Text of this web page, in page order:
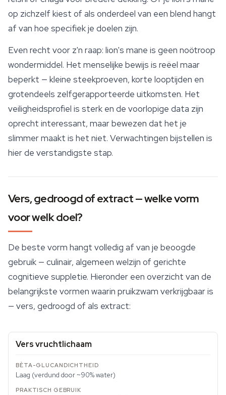
op zichzelf kiest of als onderdeel van een blend hangt
af van hoe specifiek je doelen zijn.
Even recht voor z'n raap: lion's mane is geen noötroop
wondermiddel. Het menselijke bewijs is reëel maar
beperkt — kleine steekproeven, korte looptijden en
grotendeels zelfgerapporteerde uitkomsten. Het
veiligheidsprofiel is sterk en de voorlopige data zijn
oprecht interessant, maar bewezen dat het je
slimmer maakt is het niet. Verwachtingen bijstellen is
hier de verstandigste stap.
Vers, gedroogd of extract — welke vorm
voor welk doel?
De beste vorm hangt volledig af van je beoogde
gebruik — culinair, algemeen welzijn of gerichte
cognitieve suppletie. Hieronder een overzicht van de
belangrijkste vormen waarin pruikzwam verkrijgbaar is
— vers, gedroogd of als extract:
Vers vruchtlichaam
Laag (verdund door ~90% water)